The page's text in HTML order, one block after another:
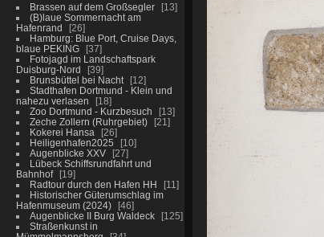
Brassen auf dem Großsegler
13
(B)laue Sommernacht am
Hafenrand
26
Hamburg: Blue Port, Cruise Days,
blaue PEKING
37
Fotojagd im Landschaftspark
Duisburg-Nord
39
Brunsbüttel bei Nacht
12
Stadthafen Dortmund - Klein und
nahezu verlasen
18
Zoo Dortmund - Kurzbesuch
13
Zeche Zollern (Ruhrgebiet)
21
Kokerei Hansa
26
Heiligenhafen2025
10
Augenblicke XXV
27
Lübeck Schiffsrundfahrt und
Bahnhof
19
Radtour durch den Hafen HH
11
Historischer Güterumschlag im
Hafenmuseum (2024)
46
Augenblicke II Burg Waldeck
125
Straßenkunst in